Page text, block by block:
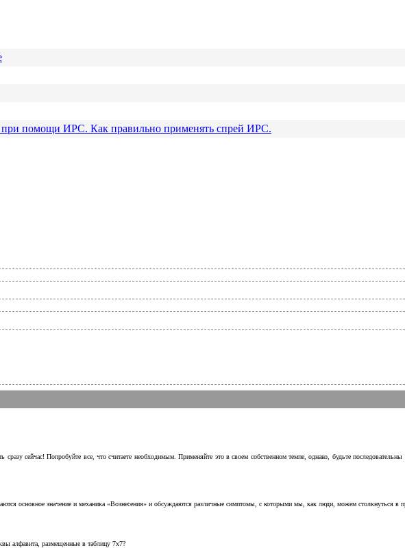
при помощи ИРС. Как правильно применять спрей ИРС.
сейчас! Попробуйте все, что считаете необходимым. Применяйте это в своем собственном темпе, однако, будьте
основное значение и механика «Вознесения» и обсуждаются различные симптомы, с которыми мы, как люди, можем столкнуться в
алфавита, размещенные в таблицу 7х7?